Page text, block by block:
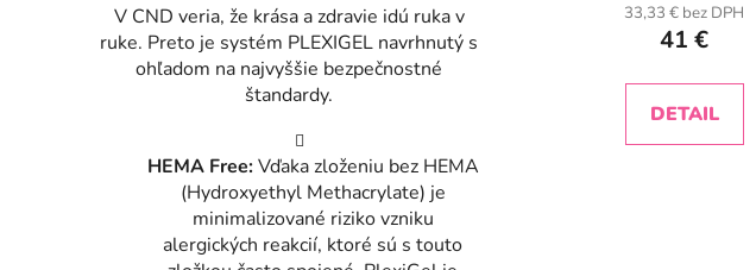
V CND veria, že krása a zdravie idú ruka v
ruke. Preto je systém PLEXIGEL navrhnutý s
ohľadom na najvyššie bezpečnostné
štandardy.
HEMA Free:Vďaka zloženiu bez HEMA
(Hydroxyethyl Methacrylate) je
minimalizované riziko vzniku
alergických reakcií, ktoré sú s touto
33,33 € bez DPH
41 €
DETAIL